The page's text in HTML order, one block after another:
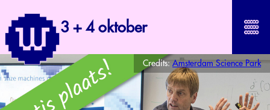
3 + 4 oktober
Credits: Amsterdam Science Park